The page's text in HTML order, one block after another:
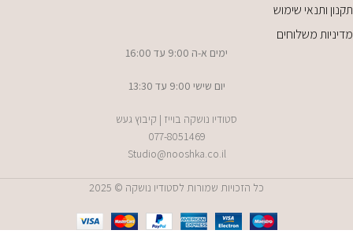
תקנון ותנאי שימוש
מדיניות משלוחים
ימים א-ה 9:00 עד 16:00
יום שישי 9:00 עד 13:30
סטודיו נושקה בוייז | קיבוץ געש
077-8051469
Studio@nooshka.co.il
כל הזכויות שמורות לסטודיו נושקה © 2025